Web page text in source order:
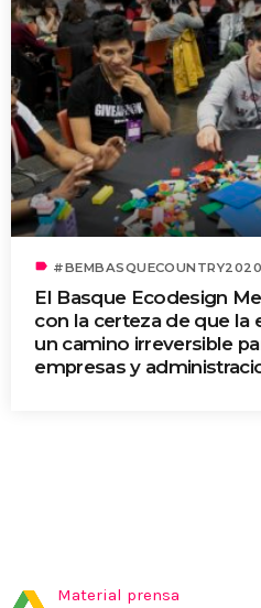
label #BEMBASQUECOUNTRY2020
El Basque Ecodesign
con la certeza de que la
un camino irreversible
empresas y
Material prensa